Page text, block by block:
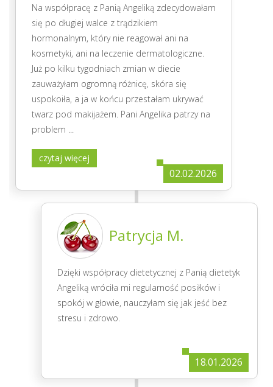
Na współpracę z Panią Angeliką zdecydowałam
się po długiej walce z trądzikiem
hormonalnym, który nie reagował ani na
kosmetyki, ani na leczenie dermatologiczne.
Już po kilku tygodniach zmian w diecie
zauważyłam ogromną różnicę, skóra się
uspokoiła, a ja w końcu przestałam ukrywać
twarz pod makijażem. Pani Angelika patrzy na
problem
czytaj więcej
02.02.2026
Patrycja M.
Dzięki współpracy dietetycznej z Panią dietetyk
Angeliką wróciła mi regularność posiłków i
spokój w głowie, nauczyłam się jak jeść bez
stresu i zdrowo.
18.01.2026